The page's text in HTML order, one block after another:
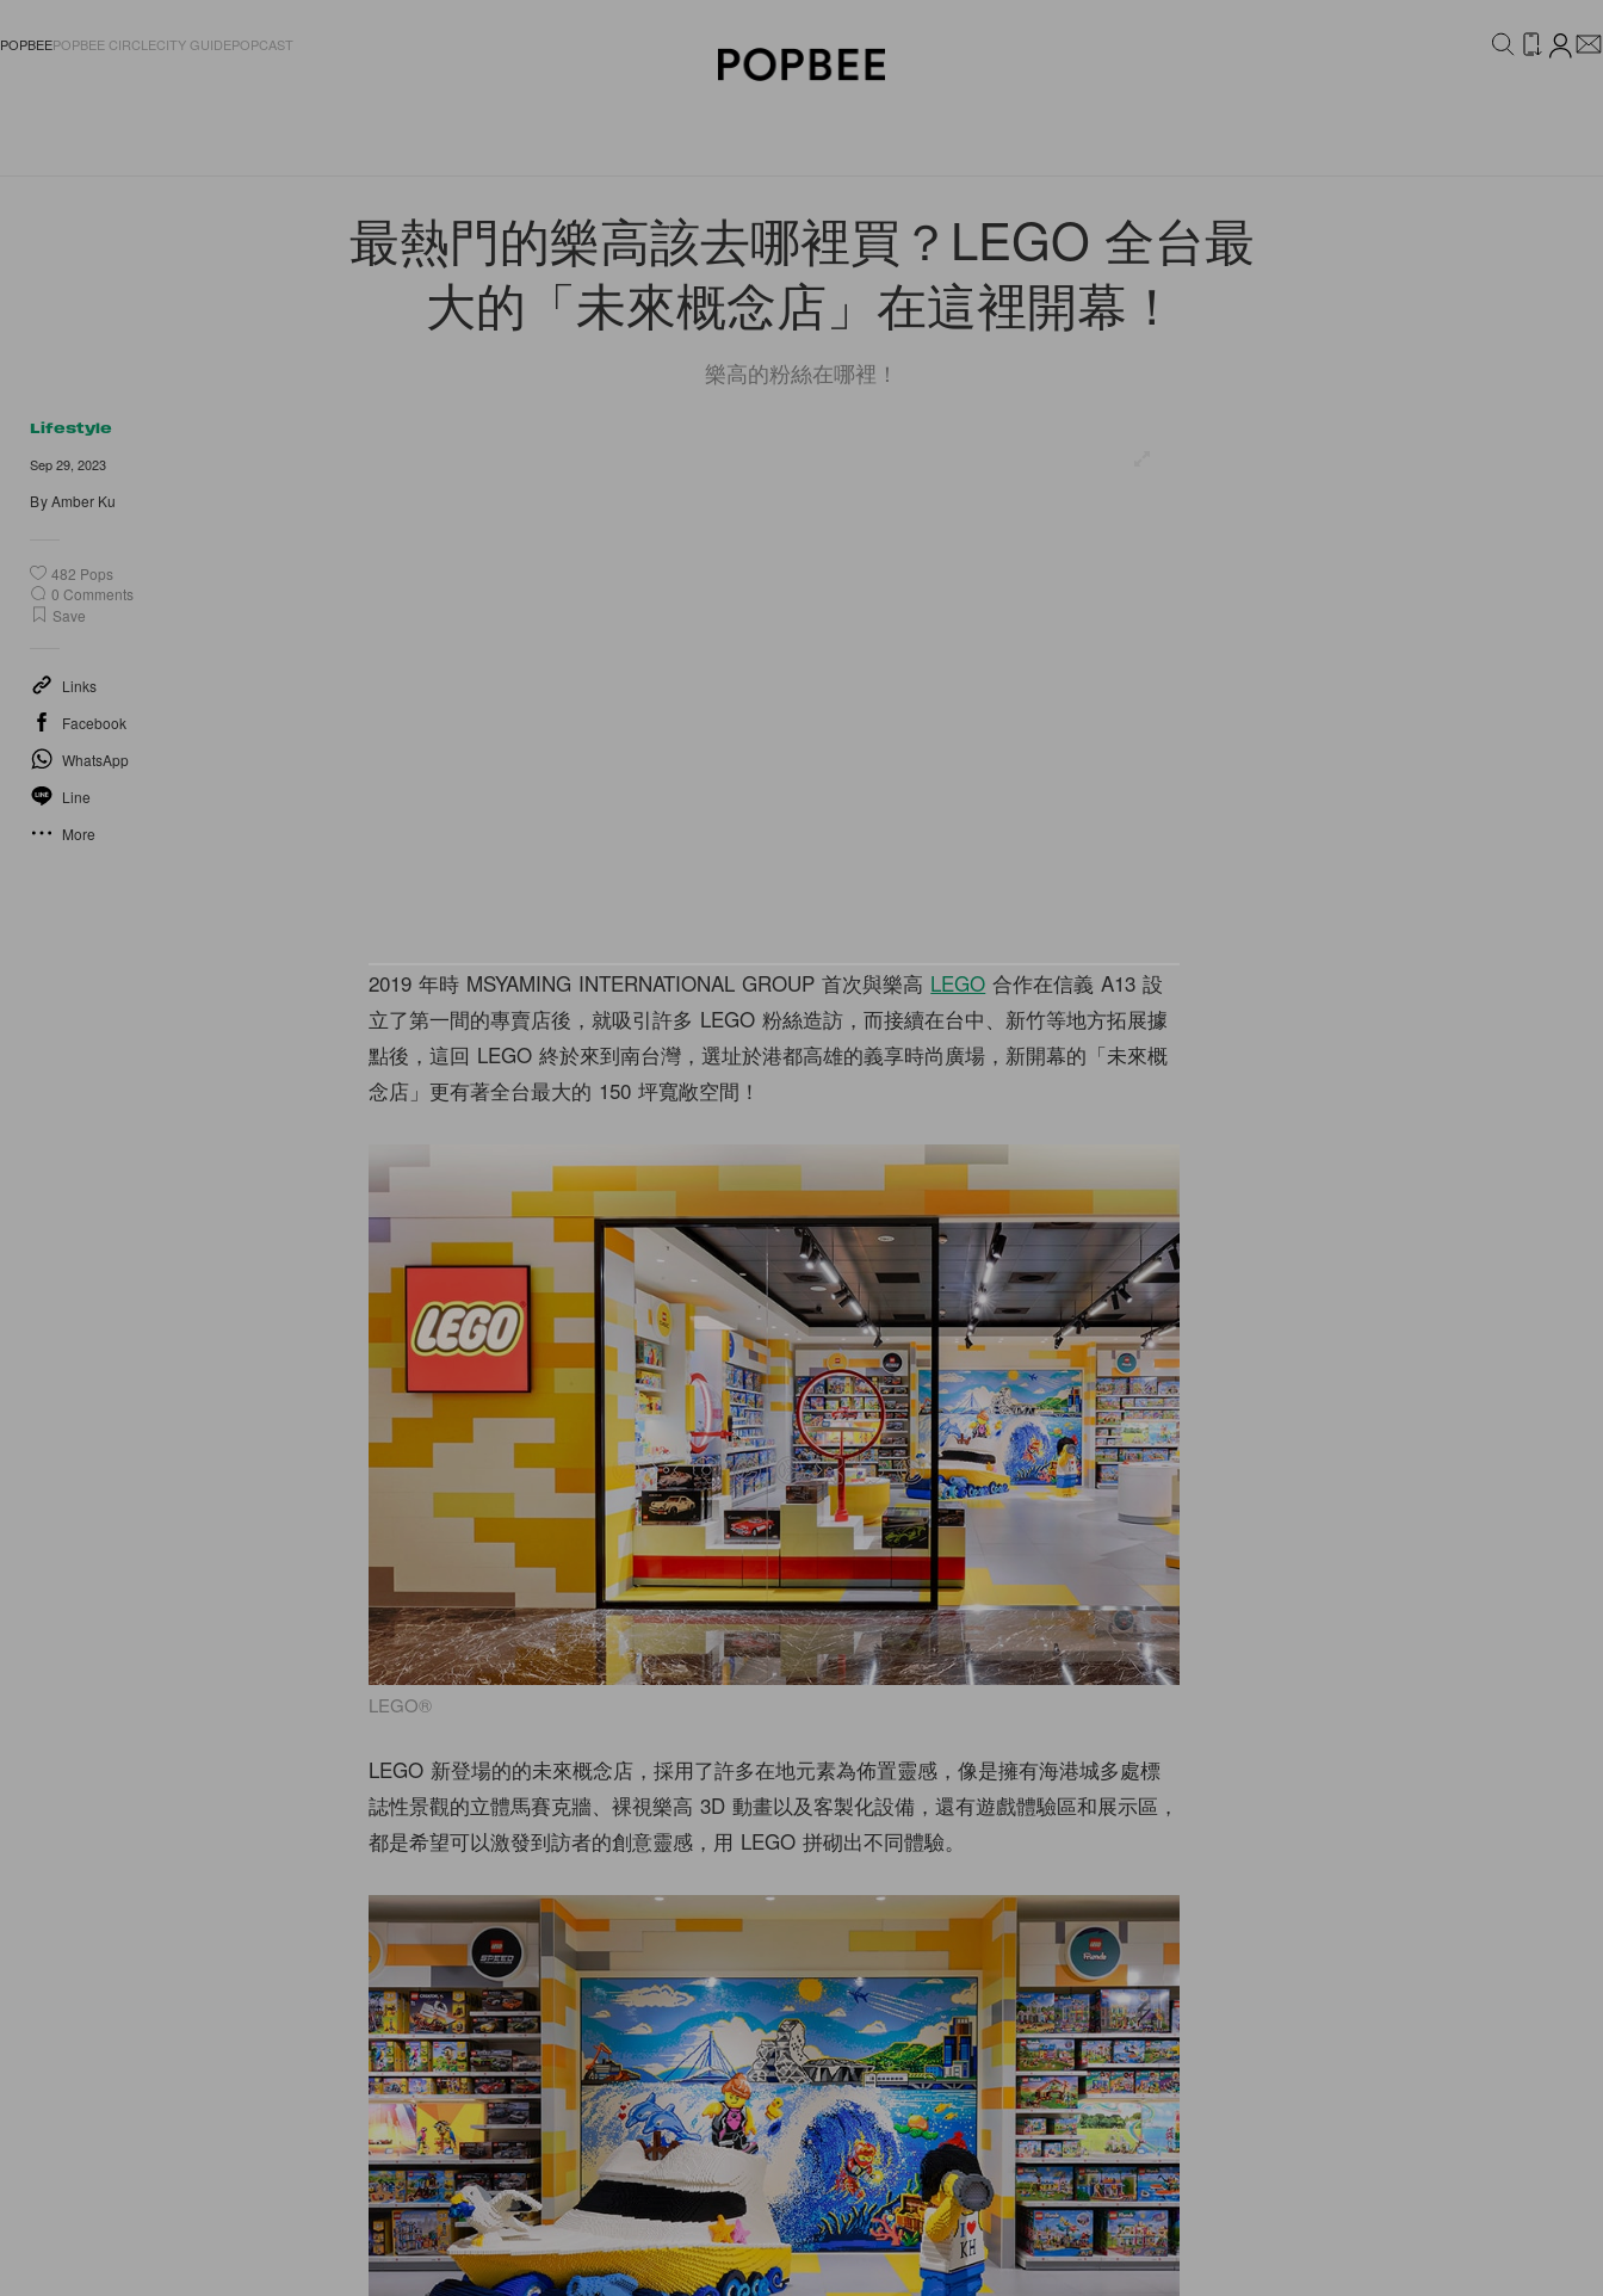
POPBEEPOPBEE CIRCLECITY GUIDEPOPCAST
最熱門的樂高該去哪裡買？LEGO 全台最
大的「未來概念店」在這裡開幕！
樂高的粉絲在哪裡！
Lifestyle
Sep 29, 2023
ByAmber Ku
482 Pops
0 Comments
Save
Links
Facebook
WhatsApp
Line
More
2019 年時 MSYAMING INTERNATIONAL GROUP 首次與樂高 LEGO 合作在信義 A13 設
立了第一間的專賣店後，就吸引許多 LEGO 粉絲造訪，而接續在台中、新竹等地方拓展據
點後，這回 LEGO 終於來到南台灣，選址於港都高雄的義享時尚廣場，新開幕的「未來概
念店」更有著全台最大的 150 坪寬敞空間！
LEGO®
LEGO 新登場的的未來概念店，採用了許多在地元素為佈置靈感，像是擁有海港城多處標
誌性景觀的立體馬賽克牆、裸視樂高 3D 動畫以及客製化設備，還有遊戲體驗區和展示區，
都是希望可以激發到訪者的創意靈感，用 LEGO 拼砌出不同體驗。